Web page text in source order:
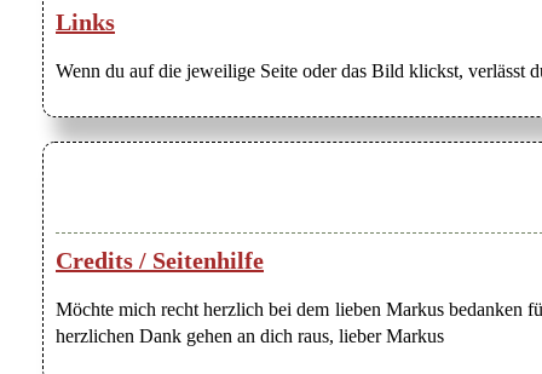
Links
Wenn du auf die jeweilige Seite oder das Bild klickst, verlässt
Credits / Seitenhilfe
Möchte mich recht herzlich bei dem lieben Markus bedanken
herzlichen Dank gehen an dich raus, lieber Markus